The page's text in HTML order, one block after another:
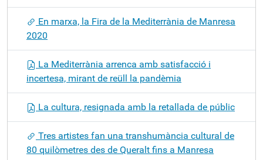
En marxa, la Fira de la Mediterrània de Manresa
2020
La Mediterrània arrenca amb satisfacció i
incertesa, mirant de reüll la pandèmia
La cultura, resignada amb la retallada de públic
Tres artistes fan una transhumància cultural de
80 quilòmetres des de Queralt fins a Manresa